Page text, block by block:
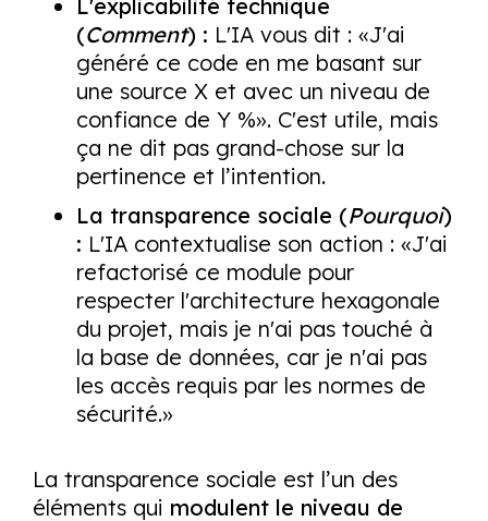
L'explicabilité technique
(Comment) : L'IA vous dit : «J'ai
généré ce code en me basant sur
une source X et avec un niveau de
confiance de Y %». C'est utile, mais
ça ne dit pas grand-chose sur la
pertinence et l’intention.
La transparence sociale (Pourquoi)
: L'IA contextualise son action : «J'ai
refactorisé ce module pour
respecter l'architecture hexagonale
du projet, mais je n'ai pas touché à
la base de données, car je n'ai pas
les accès requis par les normes de
sécurité.»
La transparence sociale est l’un des
éléments qui modulent le niveau de